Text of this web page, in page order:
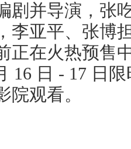
剧并导演，张
李亚平、张博
正在火热预售
16 日 - 17 日
院观看。